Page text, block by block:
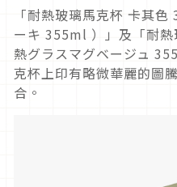
「耐熱玻璃馬克杯 卡其
ーキ 355ml ）」及「耐
熱グラスマグベージュ
克杯上印有略微華麗的圖
合。